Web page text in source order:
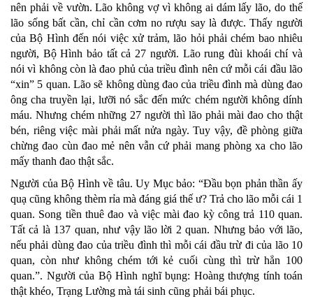
nên phải về vườn. Lão không vợ vì không ai dám lấy lão, do thế
lão sống bất cần, chỉ cần cơm no rượu say là được. Thấy người
của Bộ Hình đến nói việc xử trảm, lão hỏi phải chém bao nhiêu
người, Bộ Hình bảo tất cả 27 người. Lão rung đùi khoái chí và
nói vì không còn là đao phủ của triều đình nên cứ mỗi cái đầu lão
“xin” 5 quan. Lão sẽ không dùng đao của triều đình mà dùng đao
ông cha truyền lại, lưỡi nó sắc đến mức chém người không dính
máu. Nhưng chém những 27 người thì lão phải mài đao cho thật
bén, riêng việc mài phải mất nửa ngày. Tuy vậy, đề phòng giữa
chừng đao cùn đao mẻ nên vẫn cứ phải mang phòng xa cho lão
mấy thanh đao thật sắc.
Người của Bộ Hình về tâu. Uy Mục bảo: “Đầu bọn phản thần ấy
quạ cũng không thèm rỉa mà đáng giá thế ư? Trả cho lão mỗi cái 1
quan. Song tiền thuê đao và việc mài đao kỳ công trả 110 quan.
Tất cả là 137 quan, như vậy lão lời 2 quan. Nhưng bảo với lão,
nếu phải dùng đao của triều đình thì mỗi cái đầu trừ đi của lão 10
quan, còn như không chém tới kẻ cuối cùng thì trừ hẳn 100
quan.”. Người của Bộ Hình nghĩ bụng: Hoàng thượng tính toán
thật khéo, Trạng Lường mà tái sinh cũng phải bái phục.